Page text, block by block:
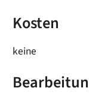
Kosten
keine